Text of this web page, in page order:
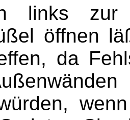
links
öffnen
da